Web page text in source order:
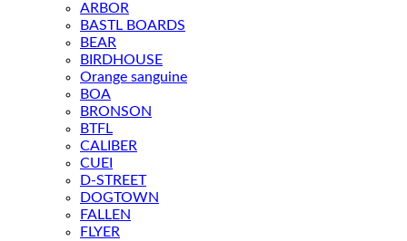
ARBOR
BASTL BOARDS
BEAR
BIRDHOUSE
Orange sanguine
BOA
BRONSON
BTFL
CALIBER
CUEI
D-STREET
DOGTOWN
FALLEN
FLYER